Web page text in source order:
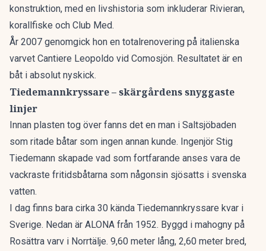
konstruktion, med en livshistoria som inkluderar Rivieran,
korallfiske och Club Med.
År 2007 genomgick hon en totalrenovering på italienska
varvet Cantiere Leopoldo vid Comosjön. Resultatet är en
båt i absolut nyskick.
Tiedemannkryssare – skärgårdens snyggaste
linjer
Innan plasten tog över fanns det en man i Saltsjöbaden
som ritade båtar som ingen annan kunde. Ingenjör Stig
Tiedemann skapade vad som fortfarande anses vara de
vackraste fritidsbåtarna som någonsin sjösatts i svenska
vatten.
I dag finns bara cirka 30 kända Tiedemannkryssare kvar i
Sverige. Nedan är ALONA från 1952. Byggd i mahogny på
Rosättra varv i Norrtälje. 9,60 meter lång, 2,60 meter bred,